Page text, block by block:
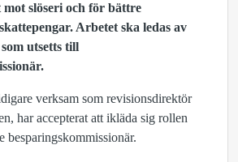
slöseri och för bättre
Arbetet ska ledas av
utsetts till
verksam som revisionsdirektör
har accepterat att ikläda sig rollen
besparingskommissionär.